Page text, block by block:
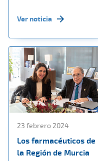
Ver noticia
23 febrero 2024
Los farmacéuticos de
la Región de Murcia